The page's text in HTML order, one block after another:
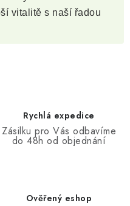
vitalitě s naší řadou
Rychlá expedice
Zásilku pro Vás odbavíme
do 48h od objednání
Ověřený eshop